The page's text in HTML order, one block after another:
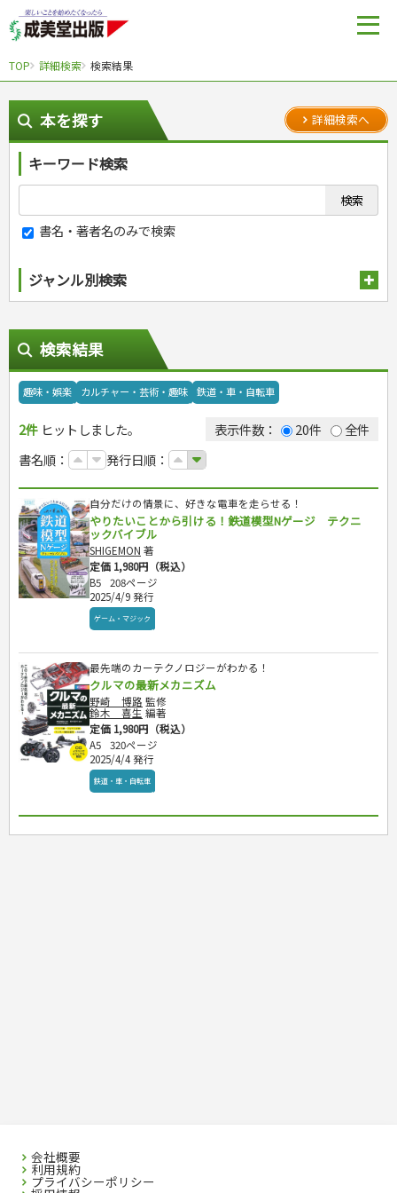
TOP 詳細検索 検索結果
本を探す 詳細検索へ
キーワード検索
書名・著者名のみで検索
ジャンル別検索
スポーツ
スポーツルール
野球
ゴルフ
トレーニング
ジュニアスポーツ
その他スポーツ
自然・アウトドア・ペット
アウトドア
犬・猫
ペット・飼育
園芸・野菜づくり
雑学
娯楽・ゲーム・占い
ナンプレ
囲碁・将棋・麻雀
ゲーム・マジック
家相・風水・占い
カルチャー・芸術・趣味
鉄道・車・自転車
音楽・楽器
趣味・鑑賞・カメラ
絵画・デッサン
俳句・詩・ことば
辞典・語学
辞典
語学・旅行会話
運転免許
原付・二輪
普通免許
その他免許
生活・暮らし
料理・レシピ
おもてなし・ごちそう料理
各国料理
お弁当
健康メニュー・ダイエット
調理器具クッキング
お菓子・ケーキ・パン
飲み物・お酒
手芸・クラフト
編み物
ソーイング
クラフト
住まい・インテリア・暮らし
インテリア・ハウジング
収納・掃除・暮らし
美容・ファッション
ダイエット・エクササイズ
メイク・ネイル・ヘア
着物・着つけ
冠婚葬祭・手紙・ペン字
冠婚葬祭・スピーチ・マナー
手紙・ペン字
妊娠・出産・育児
妊娠・出産・育児
離乳食・幼児食・こどもレシピ
健康と保育
ツボ・マッサージ
家庭医学・病気
健康知識
栄養事典
生活習慣病
看護・介護
看護一般
介護一般
保育・教育
パネルシアター
指導マニュアル
児童一般
おりがみ・あやとり
なぞなぞ・ゲーム
占い・心理ゲーム
のりもの・ずかん
読み物・絵本
音と光のでる絵本
学参・ドリル
夏休みドリル
総復習ドリル
学習・地図
自由研究・読書感想文
えんぴつちょう
就職活動
就職活動
就職試験
公務員試験
資格試験
検定試験・資格試験
英語検定・TOEIC
漢字検定・数学検定
簿記検定
看護・薬学
ケアマネジャー
ビジネス
経営・経済・法律
マネー・株・資産
旅行・歴史
国内・海外旅行
国外旅行
国内旅行
地理・歴史
地理・地図
ダイアリー
検索結果
趣味・娯楽 カルチャー・芸術・趣味 鉄道・車・自転車
2件 ヒットしました。 表示件数： 20件
全件
書名順：
発行日順：
自分だけの情景に、好きな電車を走らせる！
やりたいことから引ける！鉄道模型Nゲージ テクニ
ックバイブル
SHIGEMON 著
定価 1,980円（税込）
B5
208ページ
2025/4/9 発行
ゲーム・マジック
最先端のカーテクノロジーがわかる！
クルマの最新メカニズム
野崎 博路 監修
鈴木 喜生 編著
定価 1,980円（税込）
A5
320ページ
2025/4/4 発行
鉄道・車・自転車
会社概要
利用規約
プライバシーポリシー